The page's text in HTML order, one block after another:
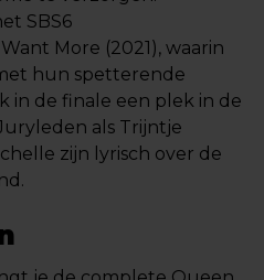
SBS6
More (2021), waarin
hun spetterende
in de finale een plek in de
als Trijntje
zijn lyrisch over de